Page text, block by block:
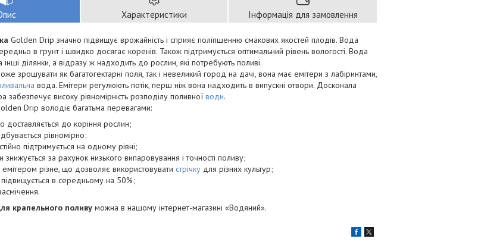
Характеристики Інформація для замовлення
Golden Drip значно підвищує врожайність і сприяє поліпшенню смакових якостей плодів. Вода
в грунт і швидко досягає коренів. Також підтримується оптимальний рівень вологості. Вода
інші ділянки, а відразу ж надходить до рослин, які потребують поливі.
зрошувати як багатогектарні поля, так і невеликий город на дачі, вона має емітери з лабіринтами,
вода. Емітери регулюють потік, перш ніж вона надходить в випускні отвори. Досконала
забезпечує високу рівномірність розподілу поливної води.
Drip володіє багатьма перевагами:
до коріння рослин;
рівномірно;
підтримується на одному рівні;
знижується за рахунок низького випаровування і точності поливу;
емітером різне, що дозволяє використовувати стрічку для різних культур;
підвищується в середньому на 50%;
крапельного поливу можна в нашому інтернет-магазині «Водяний».